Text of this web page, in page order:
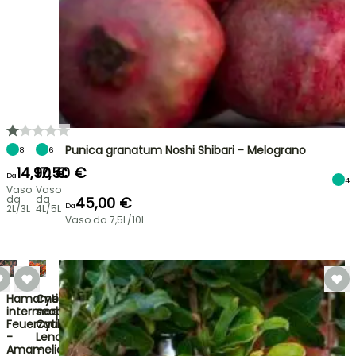
8
Da14,90 €
Vaso
da
2L/3L
6
17,50 €
Vaso
da
4L/5L
Punica granatum Noshi Shibari - Melograno
4
Da45,00 €
Vaso da 7,5L/10L
Hamamelis
intermedia
Feuerzauber
-
Amamelide
Cytisus
scoparius
Cytisus
Lena
-